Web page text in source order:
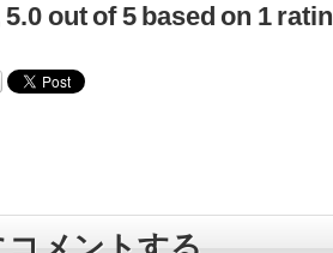
5.0 out of5based on 1